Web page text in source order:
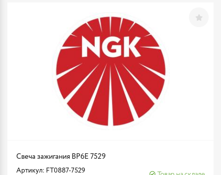
Свеча зажигания BP6E 7529
Артикул: FT0887-7529